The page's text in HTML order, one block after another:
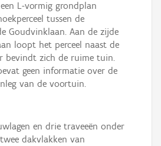
L-vormig grondplan
tussen de
Goudvinklaan. Aan de zijde
loopt het perceel naast de
bevindt zich de ruime tuin.
geen informatie over de
van de voortuin.
en drie traveeën onder
dakvlakken van